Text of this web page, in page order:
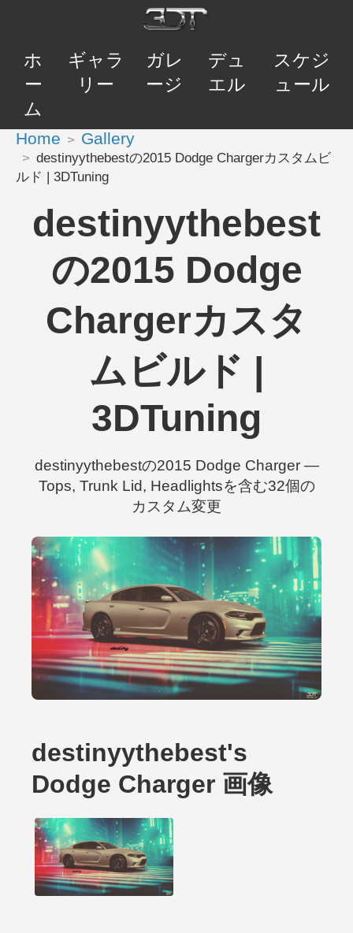
ホ
ー
ム
ギャラ
リー
ガレ
ージ
デュ
エル
スケジ
ュール
Home Gallery
destinyythebestの2015 Dodge Chargerカスタムビ
ルド | 3DTuning
destinyythebest
の2015 Dodge
Chargerカスタ
ムビルド |
3DTuning
destinyythebestの2015 Dodge Charger —
Tops, Trunk Lid, Headlightsを含む32個の
カスタム変更
destinyythebest's
Dodge Charger 画像